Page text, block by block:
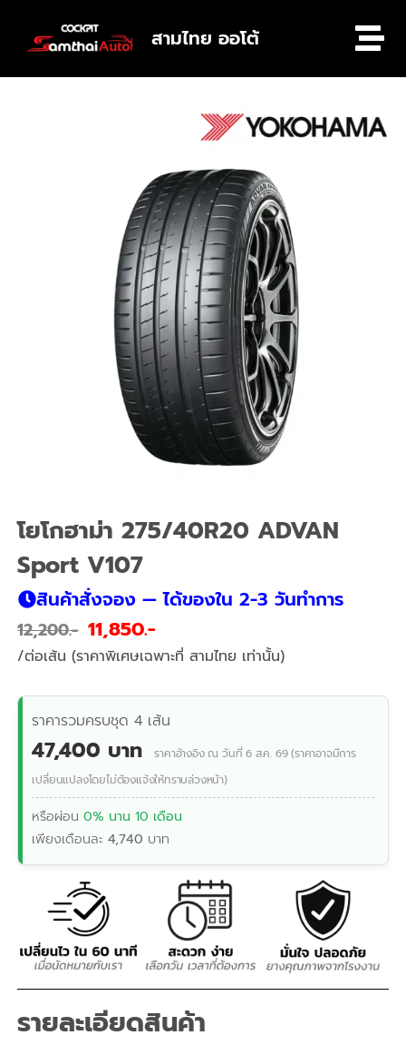
สามไทย ออโต้
โยโกฮาม่า 275/40R20 ADVAN
Sport V107
สินค้าสั่งจอง — ได้ของใน 2-3 วันทำการ
12,200 11,850
/ต่อเส้น (ราคาพิเศษเฉพาะที่ สามไทย เท่านั้น)
ราคารวมครบชุด 4 เส้น
47,400 บาท
ราคาอ้างอิง ณ วันที่ 6 ส.ค. 69 (ราคาอาจมีการ
เปลี่ยนแปลงโดยไม่ต้องแจ้งให้ทราบล่วงหน้า)
หรือผ่อน0% นาน 10 เดือน
เพียงเดือนละ4,740 บาท
รายละเอียดสินค้า